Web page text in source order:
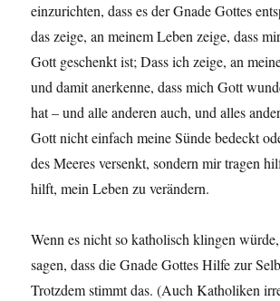
einzurichten, dass es der Gnade Gottes
das zeige, an meinem Leben zeige, dass
Gott geschenkt ist; Dass ich zeige, an
und damit anerkenne, dass mich Gott
hat – und alle anderen auch, und alles
Gott nicht einfach meine Sünde bedeckt
des Meeres versenkt, sondern mir tragen
hilft, mein Leben zu verändern.
Wenn es nicht so katholisch klingen
sagen, dass die Gnade Gottes Hilfe zur
Trotzdem stimmt das. (Auch Katholiken